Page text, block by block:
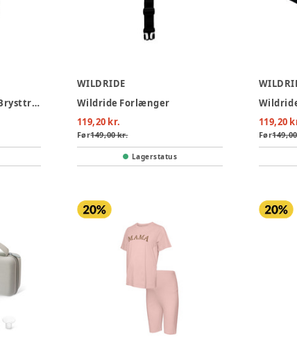
Medela Motion InBra Brysttragte 24 mm, 2-pak
WILDRIDE
Wildride Forlænger
119,20 kr.
Før149,00 kr.
Lagerstatus
119,20
Før